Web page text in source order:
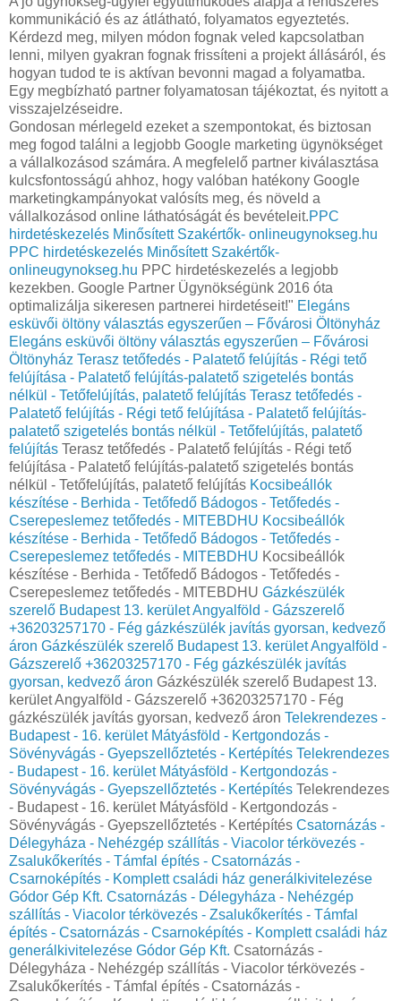
kommunikáció és az átlátható, folyamatos egyeztetés.
Kérdezd meg, milyen módon fognak veled kapcsolatban
lenni, milyen gyakran fognak frissíteni a projekt állásáról, és
hogyan tudod te is aktívan bevonni magad a folyamatba.
Egy megbízható partner folyamatosan tájékoztat, és nyitott a
visszajelzéseidre.
Gondosan mérlegeld ezeket a szempontokat, és biztosan
meg fogod találni a legjobb Google marketing ügynökséget
a vállalkozásod számára. A megfelelő partner kiválasztása
kulcsfontosságú ahhoz, hogy valóban hatékony Google
marketingkampányokat valósíts meg, és növeld a
vállalkozásod online láthatóságát és bevételeit.PPC
hirdetéskezelés Minősített Szakértők- onlineugynokseg.hu
PPC hirdetéskezelés Minősített Szakértők-
onlineugynokseg.hu PPC hirdetéskezelés a legjobb
kezekben. Google Partner Ügynökségünk 2016 óta
optimalizálja sikeresen partnerei hirdetéseit!" Elegáns
esküvői öltöny választás egyszerűen – Fővárosi Öltönyház
Elegáns esküvői öltöny választás egyszerűen – Fővárosi
Öltönyház Terasz tetőfedés - Palatető felújítás - Régi tető
felújítása - Palatető felújítás-palatető szigetelés bontás
nélkül - Tetőfelújítás, palatető felújítás Terasz tetőfedés -
Palatető felújítás - Régi tető felújítása - Palatető felújítás-
palatető szigetelés bontás nélkül - Tetőfelújítás, palatető
felújítás Terasz tetőfedés - Palatető felújítás - Régi tető
felújítása - Palatető felújítás-palatető szigetelés bontás
nélkül - Tetőfelújítás, palatető felújítás Kocsibeállók
készítése - Berhida - Tetőfedő Bádogos - Tetőfedés -
Cserepeslemez tetőfedés - MITEBDHU Kocsibeállók
készítése - Berhida - Tetőfedő Bádogos - Tetőfedés -
Cserepeslemez tetőfedés - MITEBDHU Kocsibeállók
készítése - Berhida - Tetőfedő Bádogos - Tetőfedés -
Cserepeslemez tetőfedés - MITEBDHU Gázkészülék
szerelő Budapest 13. kerület Angyalföld - Gázszerelő
+36203257170 - Fég gázkészülék javítás gyorsan, kedvező
áron Gázkészülék szerelő Budapest 13. kerület Angyalföld -
Gázszerelő +36203257170 - Fég gázkészülék javítás
gyorsan, kedvező áron Gázkészülék szerelő Budapest 13.
kerület Angyalföld - Gázszerelő +36203257170 - Fég
gázkészülék javítás gyorsan, kedvező áron Telekrendezes -
Budapest - 16. kerület Mátyásföld - Kertgondozás -
Sövényvágás - Gyepszellőztetés - Kertépítés Telekrendezes
- Budapest - 16. kerület Mátyásföld - Kertgondozás -
Sövényvágás - Gyepszellőztetés - Kertépítés Telekrendezes
- Budapest - 16. kerület Mátyásföld - Kertgondozás -
Sövényvágás - Gyepszellőztetés - Kertépítés Csatornázás -
Délegyháza - Nehézgép szállítás - Viacolor térkövezés -
Zsalukőkerítés - Támfal építés - Csatornázás -
Csarnoképítés - Komplett családi ház generálkivitelezése
Gódor Gép Kft. Csatornázás - Délegyháza - Nehézgép
szállítás - Viacolor térkövezés - Zsalukőkerítés - Támfal
építés - Csatornázás - Csarnoképítés - Komplett családi ház
generálkivitelezése Gódor Gép Kft. Csatornázás -
Délegyháza - Nehézgép szállítás - Viacolor térkövezés -
Zsalukőkerítés - Támfal építés - Csatornázás -